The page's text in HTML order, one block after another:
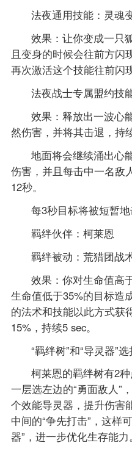
法夜通用技能：灵魂
效果：让你变成一只
且变身的时候会往前方闪
再次激活这个技能往前闪
法夜战士专属盟约技
效果：释放出一波心
然伤害，并将其击退，持
地面将会继续涌出心
伤害，并且每击中一名敌
12秒。
每3秒目标将被短暂地
羁绊伙伴：柯莱恩
羁绊被动：荒猎团战
效果：你对生命值高
生命值低于35%的目标造
的法术和技能以此方式获
15%，持续5 sec。
“羁绊树”和“导灵器”
柯莱恩的羁绊树有2
一层选左边的“勇面敌人”
个效能导灵器，提升伤害
中间的“争先打击”，这样
器”，进一步优化生存能力。